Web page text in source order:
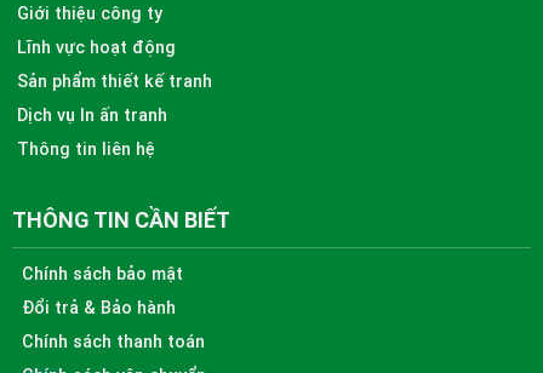
Giới thiệu công ty
Lĩnh vực hoạt động
Sản phẩm thiết kế tranh
Dịch vụ In ấn tranh
Thông tin liên hệ
THÔNG TIN CẦN BIẾT
Chính sách bảo mật
Đổi trả & Bảo hành
Chính sách thanh toán